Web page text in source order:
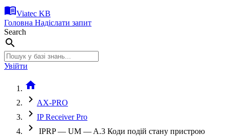
menu_bookViatec KB
Головна Надіслати запит
Search
search
Увійти
home
chevron_right AX-PRO
chevron_right IP Receiver Pro
chevron_right IPRP — UM — A.3 Коди подій стану пристрою